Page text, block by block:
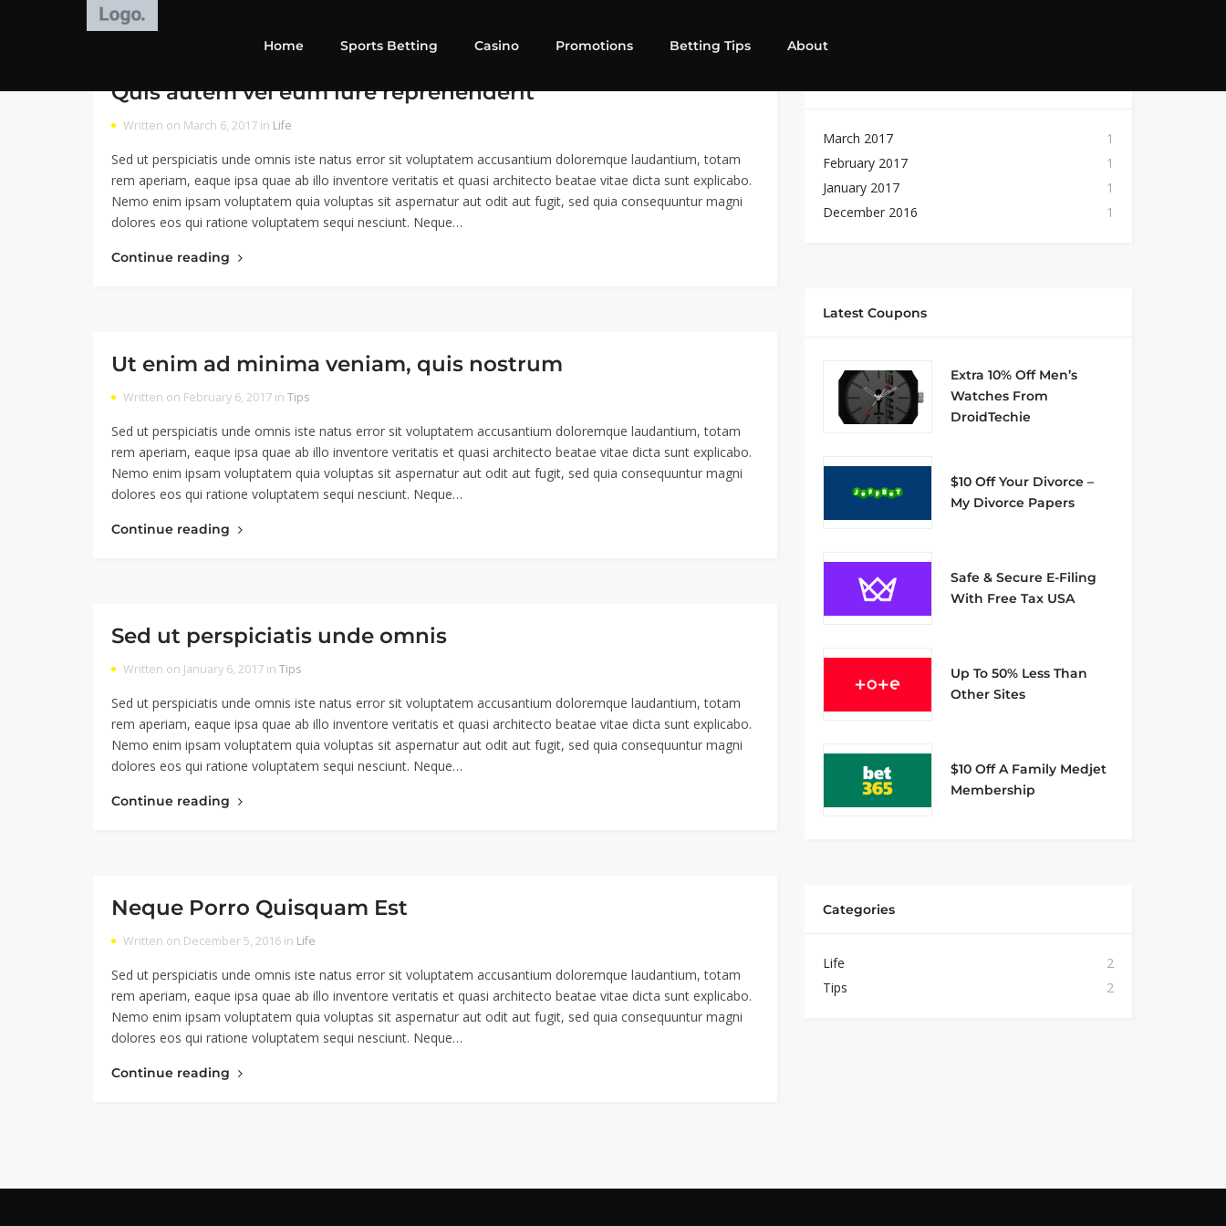
Home Sports Betting Casino Promotions Betting Tips About
Quis autem vel eum iure reprehenderit
Written on March 6, 2017 in Life
Sed ut perspiciatis unde omnis iste natus error sit voluptatem accusantium doloremque laudantium, totam
rem aperiam, eaque ipsa quae ab illo inventore veritatis et quasi architecto beatae vitae dicta sunt explicabo.
Nemo enim ipsam voluptatem quia voluptas sit aspernatur aut odit aut fugit, sed quia consequuntur magni
dolores eos qui ratione voluptatem sequi nesciunt. Neque…
Continue reading
Ut enim ad minima veniam, quis nostrum
Written on February 6, 2017 in Tips
Sed ut perspiciatis unde omnis iste natus error sit voluptatem accusantium doloremque laudantium, totam
rem aperiam, eaque ipsa quae ab illo inventore veritatis et quasi architecto beatae vitae dicta sunt explicabo.
Nemo enim ipsam voluptatem quia voluptas sit aspernatur aut odit aut fugit, sed quia consequuntur magni
dolores eos qui ratione voluptatem sequi nesciunt. Neque…
Continue reading
Sed ut perspiciatis unde omnis
Written on January 6, 2017 in Tips
Sed ut perspiciatis unde omnis iste natus error sit voluptatem accusantium doloremque laudantium, totam
rem aperiam, eaque ipsa quae ab illo inventore veritatis et quasi architecto beatae vitae dicta sunt explicabo.
Nemo enim ipsam voluptatem quia voluptas sit aspernatur aut odit aut fugit, sed quia consequuntur magni
dolores eos qui ratione voluptatem sequi nesciunt. Neque…
Continue reading
Neque Porro Quisquam Est
Written on December 5, 2016 in Life
Sed ut perspiciatis unde omnis iste natus error sit voluptatem accusantium doloremque laudantium, totam
rem aperiam, eaque ipsa quae ab illo inventore veritatis et quasi architecto beatae vitae dicta sunt explicabo.
Nemo enim ipsam voluptatem quia voluptas sit aspernatur aut odit aut fugit, sed quia consequuntur magni
dolores eos qui ratione voluptatem sequi nesciunt. Neque…
Continue reading
March 2017
1
February 2017
1
January 2017
1
December 2016
1
Latest Coupons
Extra 10% Off Men’s
Watches From
DroidTechie
$10 Off Your Divorce –
My Divorce Papers
Safe & Secure E-Filing
With Free Tax USA
Up To 50% Less Than
Other Sites
$10 Off A Family Medjet
Membership
Categories
Life
2
Tips
2